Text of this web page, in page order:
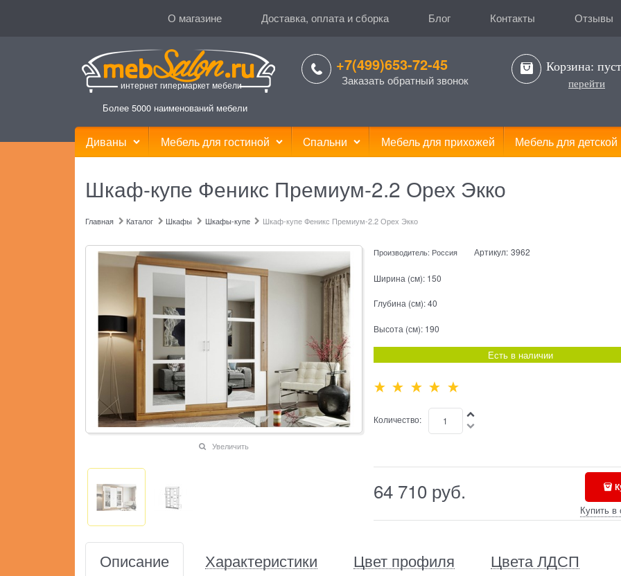
О магазине Доставка, оплата и сборка Блог Контакты Отзывы
интернет гипермаркет мебели
Более 5000 наименований мебели
+7(499)653-72-45
Заказать обратный звонок
Корзина:
перейти
Диваны Мебель для гостиной Cпальни Мебель для прихожей Мебель для детской
Шкаф-купе Феникс Премиум-2.2 Орех Экко
Главная Каталог Шкафы Шкафы-купе Шкаф-купе Феникс Премиум-2.2 Орех Экко
Увеличить
Производитель: Россия Артикул: 3962
Ширина (см): 150
Глубина (см):40
Высота (см): 190
Есть в наличии
Количество:
64 710 руб.
Купить в
Описание Характеристики Цвет профиля
Цвета ЛДСП